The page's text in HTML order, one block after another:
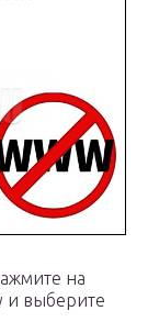
на
и выберите